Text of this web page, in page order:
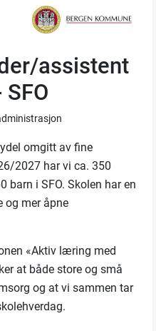
assistent
omgitt av fine
2027 har vi ca. 350
barn i SFO. Skolen har en
og mer åpne
«Aktiv læring med
at både store og små
og at vi sammen tar